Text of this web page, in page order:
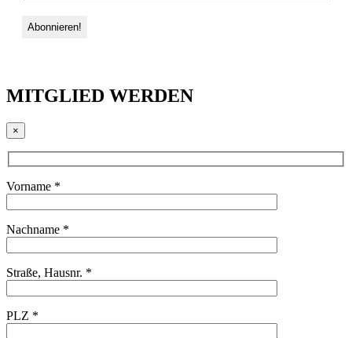
MITGLIED WERDEN
×
Vorname *
Nachname *
Straße, Hausnr. *
PLZ *